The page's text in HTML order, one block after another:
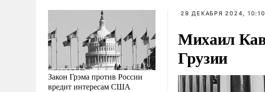
Закон Грэма против России
вредит интересам США
29 ДЕКАБРЯ 2024,
Михаил
Грузии